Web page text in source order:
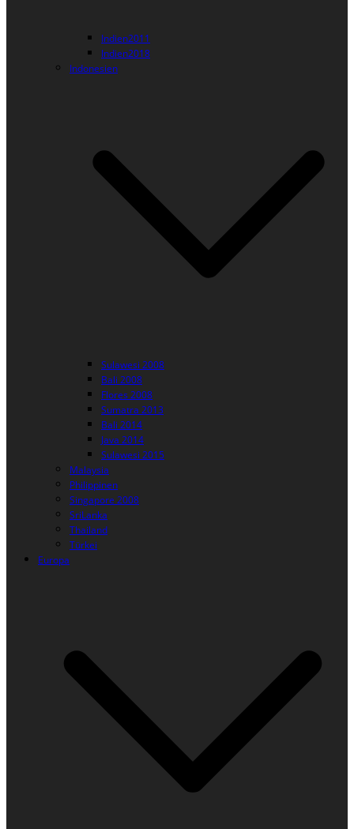
Indien2011
Indien2018
Indonesien
Sulawesi 2008
Bali 2008
Flores 2008
Sumatra 2013
Bali 2014
Java 2014
Sulawesi 2015
Malaysia
Philippinen
Singapore 2008
SriLanka
Thailand
Türkei
Europa